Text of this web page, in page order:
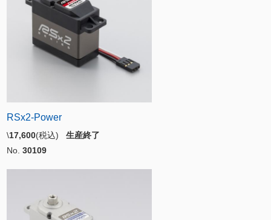
RSx2-Power
\17,600(税込) 生産終了
No. 30109